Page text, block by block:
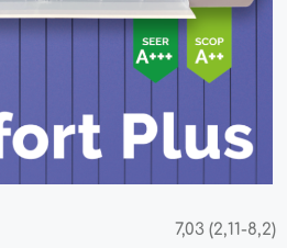
7,03 (2,11-8,2)